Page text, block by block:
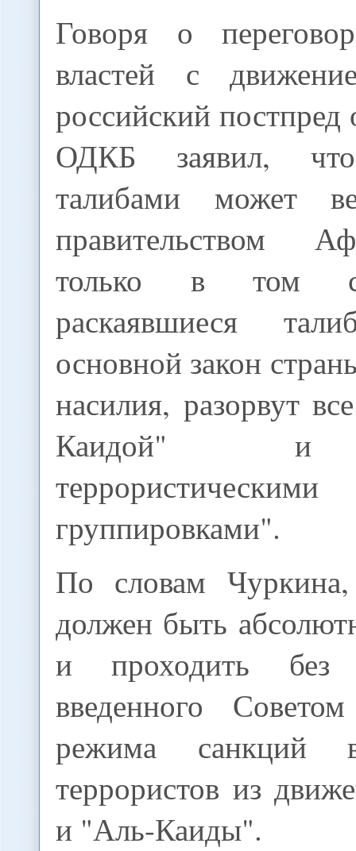
Говоря о
властей с
российский постпред
ОДКБ заявил,
талибами может
правительством
только в том
раскаявшиеся
основной закон
насилия, разорвут
Каидой" и
террористическими
группировками".
По словам Чуркина,
должен быть
и проходить
введенного
режима санкций
террористов из
и "Аль-Каиды".